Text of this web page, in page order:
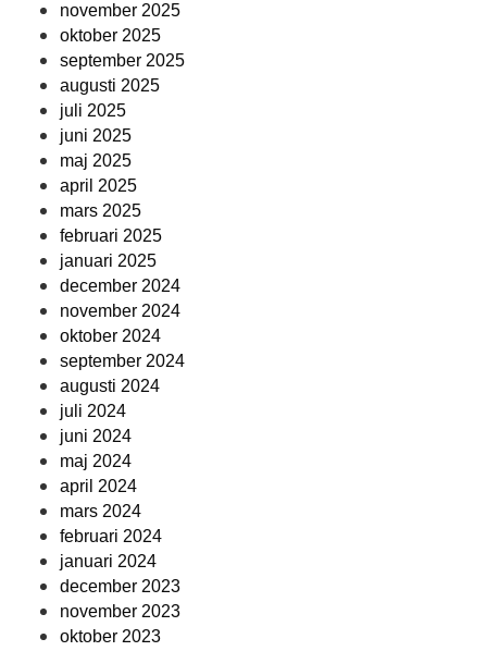
november 2025
oktober 2025
september 2025
augusti 2025
juli 2025
juni 2025
maj 2025
april 2025
mars 2025
februari 2025
januari 2025
december 2024
november 2024
oktober 2024
september 2024
augusti 2024
juli 2024
juni 2024
maj 2024
april 2024
mars 2024
februari 2024
januari 2024
december 2023
november 2023
oktober 2023